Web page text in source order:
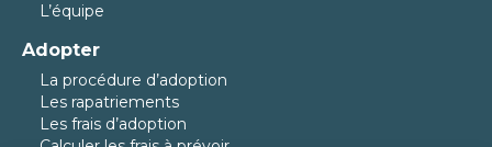
L’équipe
Adopter
La procédure d’adoption
Les rapatriements
Les frais d’adoption